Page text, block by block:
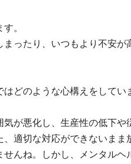
。
ったり、いつもより不安が
どのような心構えをしてい
が悪化し、生産性の低下や
適切な対応ができないまま
んね。しかし、メンタルヘ